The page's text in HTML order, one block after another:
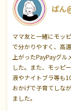
ぱん
ママ友と一緒にモッ
で分かりやすく、高
上がったPayPayグ
した。また、モッピ
液やナイトブラ等も
おかげで子育てしな
ました。